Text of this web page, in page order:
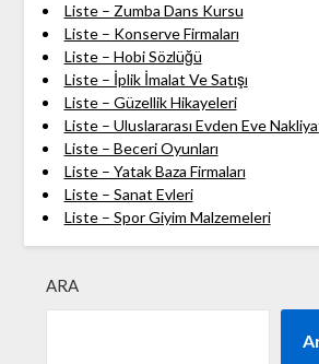
Liste – Zumba Dans Kursu
Liste – Konserve Firmaları
Liste – Hobi Sözlüğü
Liste – İplik İmalat Ve Satışı
Liste – Güzellik Hikayeleri
Liste – Uluslararası Evden Eve
Liste – Beceri Oyunları
Liste – Yatak Baza Firmaları
Liste – Sanat Evleri
Liste – Spor Giyim Malzemeleri
ARA